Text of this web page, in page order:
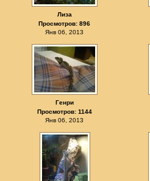
Лиза
Просмотров: 896
Янв 06, 2013
Генри
Просмотров: 1144
Янв 06, 2013